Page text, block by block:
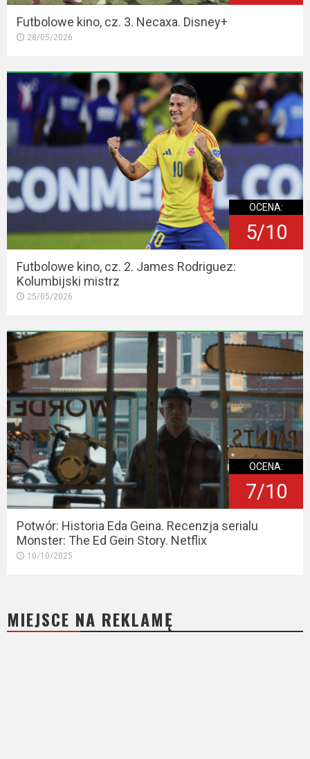
Futbolowe kino, cz. 3. Necaxa. Disney+
28/05/2026
OCENA:
5/10
Futbolowe kino, cz. 2. James Rodriguez:
Kolumbijski mistrz
25/05/2026
OCENA:
7/10
Potwór: Historia Eda Geina. Recenzja serialu
Monster: The Ed Gein Story. Netflix
10/10/2025
MIEJSCE NA REKLAMĘ